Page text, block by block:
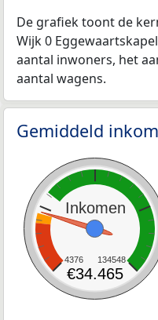
De grafiek toont de
Wijk 0
aantal inwoners, het
aantal wagens.
Gemiddeld
Inkomen
4376 134548
€34.465